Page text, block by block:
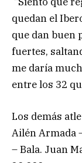
quedan el
que dan buen
fuertes,
me daría
entre los 32
Los demás
Ailén Armada
– Bala. Juan